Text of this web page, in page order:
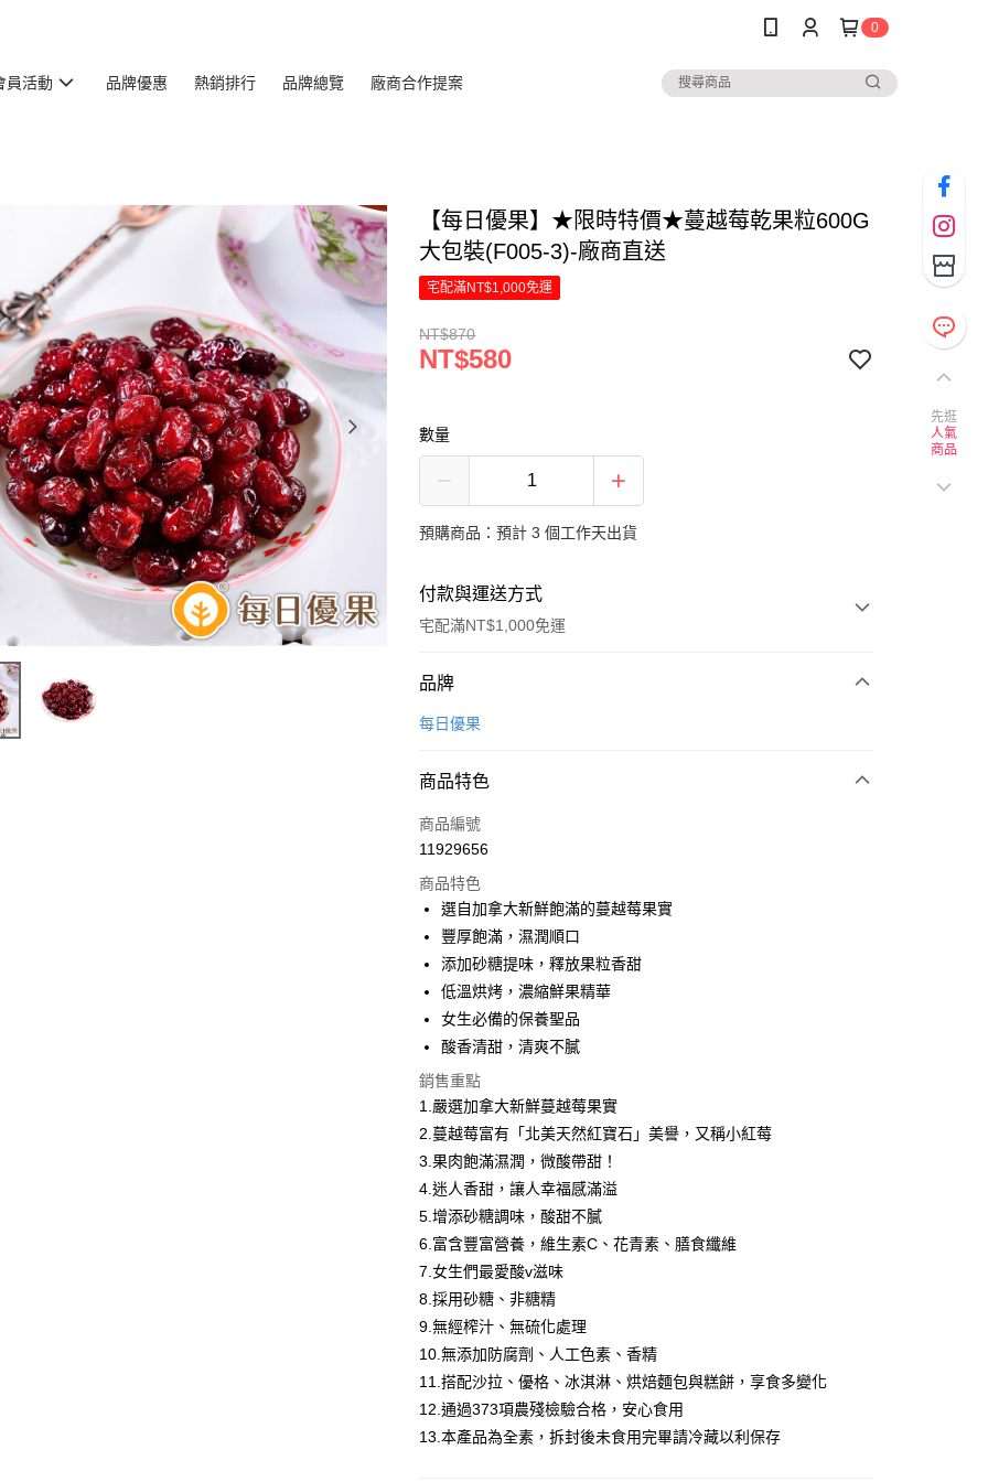
0
員活動 品牌優惠 熱銷排行 品牌總覽 廠商合作提案
【每日優果】★限時特價★蔓越莓乾果粒600G
大包裝(F005-3)-廠商直送
宅配滿NT$1,000免運
NT$870
NT$580
數量
預購商品：預計 3 個工作天出貨
付款與運送方式
宅配滿NT$1,000免運
付款方式
信用卡一次付款
街口支付
悠遊付
Google Pay
全盈+PAY
大哥付你分期
【大哥付你分期使用說明】
1.本服務由台灣大哥大提供，台灣大哥大用戶可立即使用無須另外申請。
2.付款方式選擇「大哥付你分期」，訂單成立後會自動跳轉到大哥付的交易
流程，驗證手機門號後，選擇欲分期的期數、繳款截止日，確認付款後即
完成交易。
3.實際核准額度、可分期數及費用金額請依後續交易確認頁面所載為準。
消。如遇「轉專審核」未通過狀況，表示未達大哥付你分期系統評分，恕
無法說明評估內容。
【繳款方式說明】
1.分期款項不併入電信帳單，「大哥付你分期」於每月結算日後寄送繳費提
醒簡訊。
2.透過簡訊連結打開帳單後，可選擇「超商條碼／台灣大直營門市／銀行轉
【注意事項】
1.本服務係由「台灣大哥大股份有限公司」（以下簡稱本公司）所提供，讓
用戶於交易時，得透過本服務購買商品或服務，並由商店將買賣／分期付
款買賣價金債權讓與本公司後，依約使用本公司帳單繳交帳款。
2.基於同意付款使用「大哥付你分期」之契約關係目的，商店將以您的個人
AFTEE先享後付
相關說明
AFTEE先享後付是「在收到商品之後才付款」的支付方式。 讓您購物簡單
便利好安心！
１．簡單：不需註冊會員、不需綁卡、不需儲值。
２．便利：只要手機號碼，簡訊認證，即可結帳。
３．安心：先確認商品／服務後，再付款。
１．於結帳方式選擇「AFTEE先享後付」後，將跳轉至「AFTEE先享後
付」結帳頁面，進行簡訊認證並確認金額後，即可完成結帳。
２．訂單成立數日內，您將收到繳費通知簡訊。
３．收到繳費通知簡訊後14天內，點擊此簡訊中的連結，可透過四大超商
／ATM／網路銀行／等多元方式進行付款，方視為交易完成。
※ 請注意：結帳手續完成當下不需立刻繳費，但若您需要取消訂單，請聯
絡購買商品的店家。未經商家同意取消之訂單仍視為有效，需透過AFTEE
先享後付繳納相關費用。
※ 交易是否成功請以「AFTEE先享後付 」之結帳頁面顯示為準，若有關於
ATM付款
運送方式
每日優果-常溫宅配
每筆NT$150，滿NT$1,000(含以上)免運費
品牌
每日優果
商品特色
商品編號
11929656
商品特色
選自加拿大新鮮飽滿的蔓越莓果實
豐厚飽滿，濕潤順口
添加砂糖提味，釋放果粒香甜
低溫烘烤，濃縮鮮果精華
女生必備的保養聖品
酸香清甜，清爽不膩
銷售重點
1.嚴選加拿大新鮮蔓越莓果實
2.蔓越莓富有「北美天然紅寶石」美譽，又稱小紅莓
3.果肉飽滿濕潤，微酸帶甜！
4.迷人香甜，讓人幸福感滿溢
5.增添砂糖調味，酸甜不膩
6.富含豐富營養，維生素C、花青素、膳食纖維
7.女生們最愛酸v滋味
8.採用砂糖、非糖精
9.無經榨汁、無硫化處理
10.無添加防腐劑、人工色素、香精
11.搭配沙拉、優格、冰淇淋、烘焙麵包與糕餅，享食多變化
12.通過373項農殘檢驗合格，安心食用
13.本產品為全素，拆封後未食用完畢請冷藏以利保存
先逛
人氣
商品